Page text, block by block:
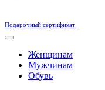
Подарочный сертификат
Женщинам
Мужчинам
Обувь